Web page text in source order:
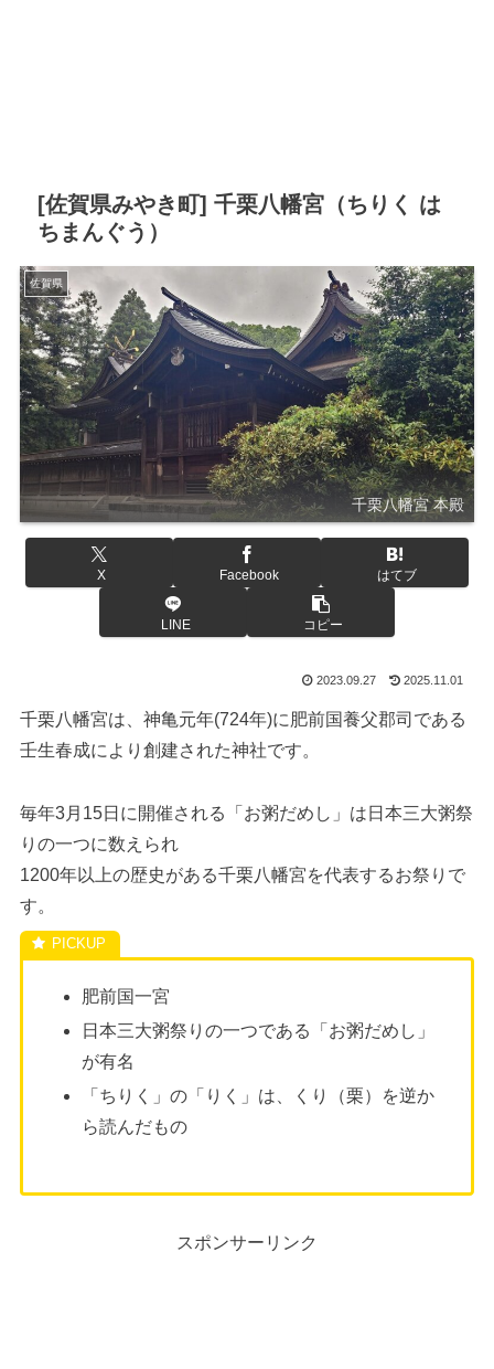
[佐賀県みやき町] 千栗八幡宮（ちりく は
ちまんぐう）
佐賀県
千栗八幡宮 本殿
X Facebook はてブ
LINE コピー
2023.09.27 2025.11.01
千栗八幡宮は、神亀元年(724年)に肥前国養父郡司である
壬生春成により創建された神社です。
毎年3月15日に開催される「お粥だめし」は日本三大粥祭
りの一つに数えられ
1200年以上の歴史がある千栗八幡宮を代表するお祭りで
す。
肥前国一宮
日本三大粥祭りの一つである「お粥だめし」
が有名
「ちりく」の「りく」は、くり（栗）を逆か
ら読んだもの
スポンサーリンク